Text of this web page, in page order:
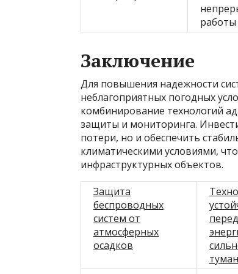
работы
Заключение
Для повышения надежности
неблагоприятных погодных
комбинирование технологий
защиты и мониторинга.
потери, но и обеспечить
климатическими условиями,
инфраструктурных объектов.
Защита
беспроводных
систем от
атмосферных
осадков